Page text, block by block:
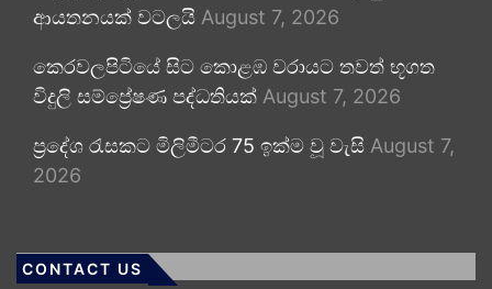
ආයතනයක් වටලයි August 7, 2026
කෙරවලපිටියේ සිට කොළඹ වරායට තවත් භූගත
විදුලි සම්ප්‍රේෂණ පද්ධතියක් August 7, 2026
ප්‍රදේශ රැසකට මිලිමීටර 75 ඉක්ම වූ වැසි August 7,
2026
CONTACT US